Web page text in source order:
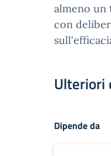
almeno un
con
Ulteriori
Dipende da